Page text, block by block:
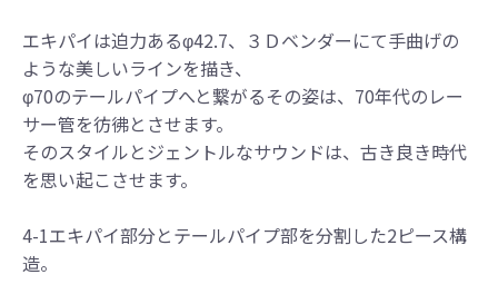
エキパイは迫力あるφ42.7、３Ｄベンダーにて手曲げの
ような美しいラインを描き、
φ70のテールパイプへと繋がるその姿は、70年代のレー
サー管を彷彿とさせます。
そのスタイルとジェントルなサウンドは、古き良き時代
を思い起こさせます。
4-1エキパイ部分とテールパイプ部を分割した2ピース構
造。
かりやすくするために一般車両に装着した写